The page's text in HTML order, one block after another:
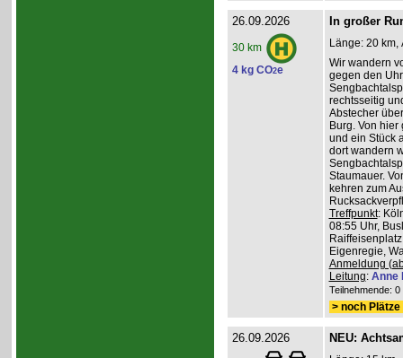
26.09.2026
30 km
4 kg CO2e
In großer
Länge: 20 km,
Wir wandern
gegen den
rechtsseitig
Abstecher
Burg. Von
und ein Stück
dort wandern
Staumauer.
kehren zum
Treffpunkt:
08:55 Uhr,
Eigenregie,
Anmeldung
Leitung: Anne
Teilnehmende:
> noch
26.09.2026 NEU: